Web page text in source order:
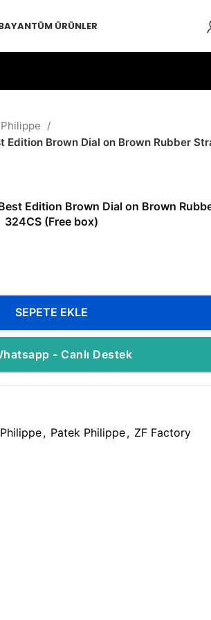
TÜM ÜRÜNLER
Edition Brown Dial on Brown Rubber
Edition Brown Dial on Brown
324CS (Free box)
SEPETE EKLE
- Canlı Destek
, Patek Philippe, ZF Factory